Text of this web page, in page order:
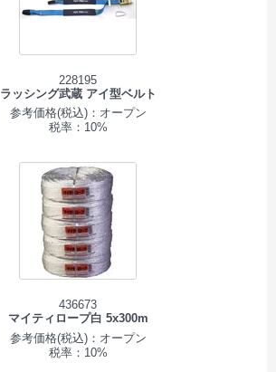
228195
ラッシング武蔵 アイ型ベルト
参考価格(税込)：オープン
税率：10%
436673
マイティロープ白 5x300m
参考価格(税込)：オープン
税率：10%